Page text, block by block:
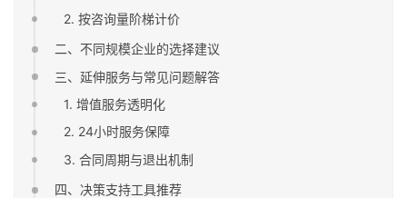
2. 按咨询量阶梯计价
二、不同规模企业的选择建议
三、延伸服务与常见问题解答
1. 增值服务透明化
2. 24小时服务保障
3. 合同周期与退出机制
四、决策支持工具推荐